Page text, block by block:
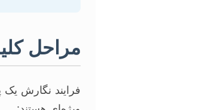
مراحل
فرایند نگارش